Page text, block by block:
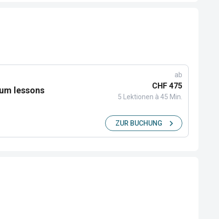
lessons
ab
CHF 475
5 Lektionen à 45 Min.
ZUR BUCHUNG